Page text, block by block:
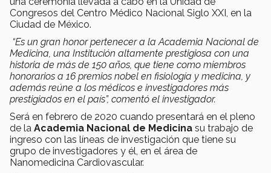
Congresos del Centro Médico Nacional Siglo XXI, en la
Ciudad de México.
“Es un gran honor pertenecer a la Academia Nacional de
Medicina, una Institución altamente prestigiosa con una
historia de más de 150 años, que tiene como miembros
honorarios a 16 premios nobel en fisiología y medicina, y
además reúne a los médicos e investigadores más
prestigiados en el país”, comentó el investigador.
Será en febrero de 2020 cuando presentará en el pleno
de la Academia Nacional de Medicina su trabajo de
ingreso con las líneas de investigación que tiene su
grupo de investigadores y él, en el área de
Nanomedicina Cardiovascular.